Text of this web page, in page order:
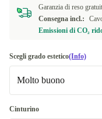
Garanzia di reso
Consegna incl.:
Emissioni di CO₂
Scegli grado estetico(Info)
Molto buono
Molto buono
Cinturino